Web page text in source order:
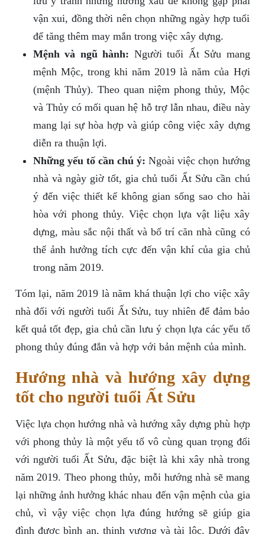
vận xui, đồng thời nên chọn những ngày hợp tuổi
để tăng thêm may mắn trong việc xây dựng.
Mệnh và ngũ hành: Người tuổi Ất Sửu mang
mệnh Mộc, trong khi năm 2019 là năm của Hợi
(mệnh Thủy). Theo quan niệm phong thủy, Mộc
và Thủy có mối quan hệ hỗ trợ lẫn nhau, điều này
mang lại sự hòa hợp và giúp công việc xây dựng
diễn ra thuận lợi.
Những yếu tố cần chú ý: Ngoài việc chọn hướng
nhà và ngày giờ tốt, gia chủ tuổi Ất Sửu cần chú
ý đến việc thiết kế không gian sống sao cho hài
hòa với phong thủy. Việc chọn lựa vật liệu xây
dựng, màu sắc nội thất và bố trí căn nhà cũng có
thể ảnh hưởng tích cực đến vận khí của gia chủ
trong năm 2019.
Tóm lại, năm 2019 là năm khá thuận lợi cho việc xây
nhà đối với người tuổi Ất Sửu, tuy nhiên để đảm bảo
kết quả tốt đẹp, gia chủ cần lưu ý chọn lựa các yếu tố
phong thủy đúng đắn và hợp với bản mệnh của mình.
Hướng nhà và hướng xây dựng
tốt cho người tuổi Ất Sửu
Việc lựa chọn hướng nhà và hướng xây dựng phù hợp
với phong thủy là một yếu tố vô cùng quan trọng đối
với người tuổi Ất Sửu, đặc biệt là khi xây nhà trong
năm 2019. Theo phong thủy, mỗi hướng nhà sẽ mang
lại những ảnh hưởng khác nhau đến vận mệnh của gia
chủ, vì vậy việc chọn lựa đúng hướng sẽ giúp gia
đình được bình an, thịnh vượng và tài lộc. Dưới đây